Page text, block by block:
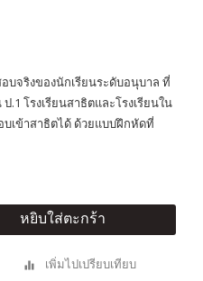
จริงของนักเรียนระดับอนุบาล ที่
.1 โรงเรียนสาธิตและโรงเรียนใน
เข้าสาธิตได้ ด้วยแบบฝึกหัดที่
หยิบใส่ตะกร้า
เพิ่มไปเปรียบเทียบ